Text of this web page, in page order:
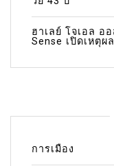
ฮาเลย์ โจเอล อ
Sense เปิดเหตุผ
การเมือง